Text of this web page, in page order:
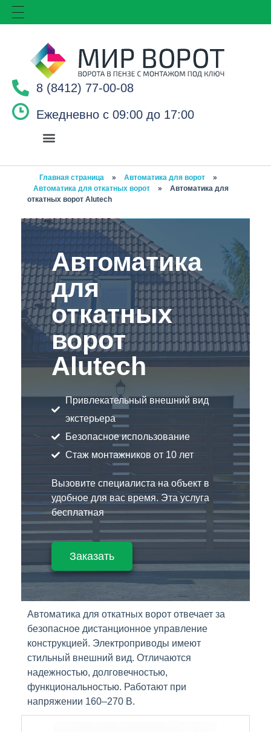
8 (8412) 77-00-08
Ежедневно с 09:00 до 17:00
Главная страница » Автоматика для ворот
»
Автоматика для откатных ворот
»
Автоматика для
откатных ворот Alutech
Автоматика
для
откатных
ворот
Alutech
Привлекательный внешний вид
экстерьера
Безопасное использование
Стаж монтажников от 10 лет
Вызовите специалиста на объект в
удобное для вас время. Эта услуга
бесплатная
Заказать
Автоматика для откатных ворот отвечает за
безопасное дистанционное управление
конструкцией. Электроприводы имеют
стильный внешний вид. Отличаются
надежностью, долговечностью,
функциональностью. Работают при
напряжении 160–270 В.